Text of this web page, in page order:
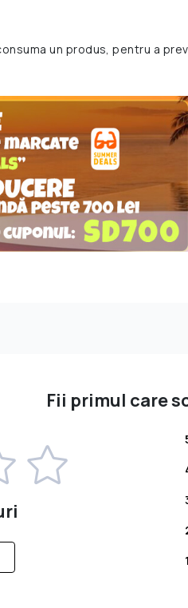
un produs, pentru a
Fii primul care
1